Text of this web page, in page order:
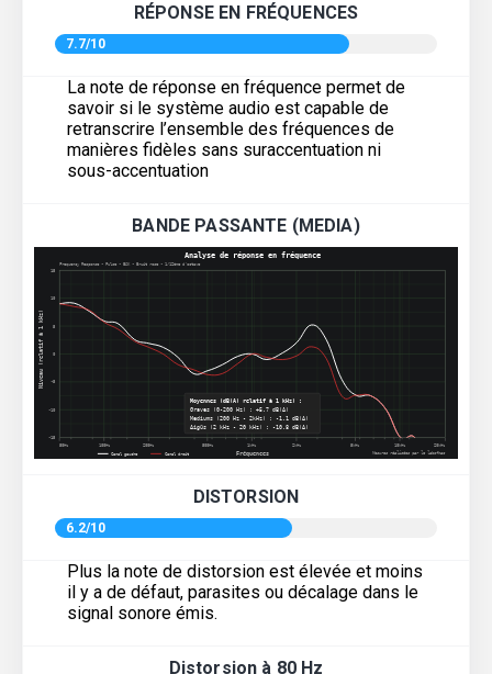
RÉPONSE EN FRÉQUENCES
7.7/10
La note de réponse en fréquence permet de
savoir si le système audio est capable de
retranscrire l’ensemble des fréquences de
manières fidèles sans suraccentuation ni
sous-accentuation
BANDE PASSANTE (MEDIA)
DISTORSION
6.2/10
Plus la note de distorsion est élevée et moins
il y a de défaut, parasites ou décalage dans le
signal sonore émis.
Distorsion à 80 Hz